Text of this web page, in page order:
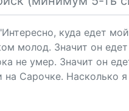
куда едет
молод. Значит он
не умер. Значит он
Сарочке. Насколько